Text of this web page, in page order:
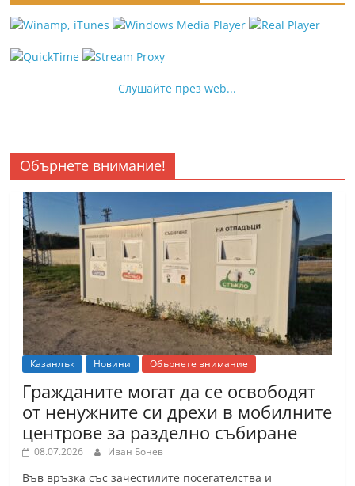
Слушайте през web...
Обърнете внимание!
Казанлък Новини Обърнете внимание
Гражданите могат да се освободят
от ненужните си дрехи в мобилните
центрове за разделно събиране
08.07.2026 Иван Бонев
Във връзка със зачестилите посегателства и